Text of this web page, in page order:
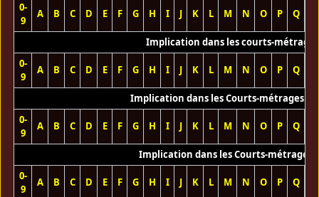
0-
9
A B C D E F G H I J K L M N O P Q
Implication dans les courts-métrages
0-
9
A B C D E F G H I J K L M N O P Q
Implication dans les Courts-métrages
0-
9
A B C D E F G H I J K L M N O P Q
Implication dans les Courts-métrages
0-
9
A B C D E F G H I J K L M N O P Q